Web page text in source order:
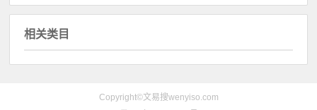
相关类目
Copyright©文易搜wenyiso.com